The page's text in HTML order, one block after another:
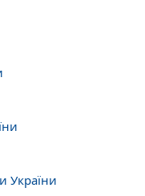
України